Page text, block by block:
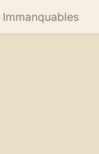
Immanquables